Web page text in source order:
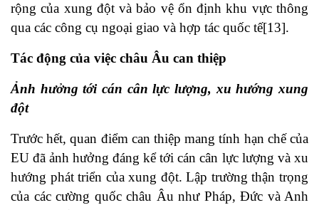
rộng của xung đột và bảo vệ ổn định khu vực thông
qua các công cụ ngoại giao và hợp tác quốc tế[13].
Tác động của việc châu Âu can thiệp
Ảnh hưởng tới cán cân lực lượng, xu hướng xung
đột
Trước hết, quan điểm can thiệp mang tính hạn chế của
EU đã ảnh hưởng đáng kể tới cán cân lực lượng và xu
hướng phát triển của xung đột. Lập trường thận trọng
của các cường quốc châu Âu như Pháp, Đức và Anh